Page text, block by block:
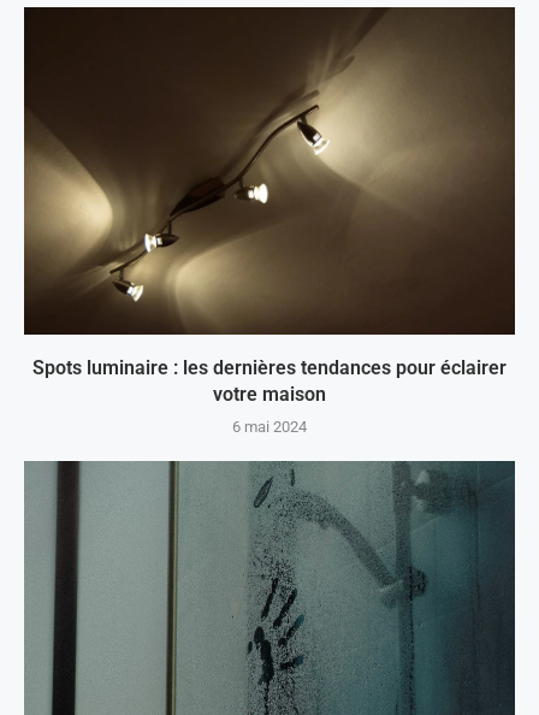
Spots luminaire : les dernières tendances pour éclairer
votre maison
6 mai 2024